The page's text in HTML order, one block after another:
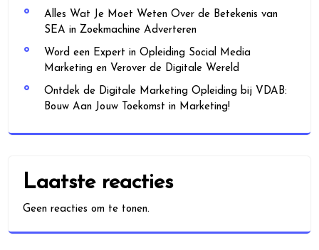
Alles Wat Je Moet Weten Over de Betekenis van
SEA in Zoekmachine Adverteren
Word een Expert in Opleiding Social Media
Marketing en Verover de Digitale Wereld
Ontdek de Digitale Marketing Opleiding bij VDAB:
Bouw Aan Jouw Toekomst in Marketing!
Laatste reacties
Geen reacties om te tonen.